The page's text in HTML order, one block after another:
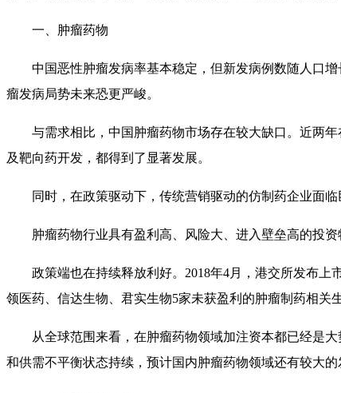
一、肿瘤药物
中国恶性肿瘤发病率基本稳定，但新发病例数随人口
瘤发病局势未来恐更严峻。
与需求相比，中国肿瘤药物市场存在较大缺口。近两
及靶向药开发，都得到了显著发展。
同时，在政策驱动下，传统营销驱动的仿制药企业面
肿瘤药物行业具有盈利高、风险大、进入壁垒高的投
政策端也在持续释放利好。2018年4月，港交所发布
领医药、信达生物、君实生物5家未获盈利的肿瘤制药相关
从全球范围来看，在肿瘤药物领域加注资本都已经是
和供需不平衡状态持续，预计国内肿瘤药物领域还有较大的